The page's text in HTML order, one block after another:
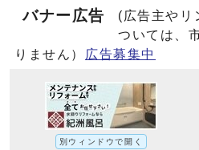
バナー広告
(広告主やリ
ついては、
りません）
広告募集中
別ウィンドウで開く